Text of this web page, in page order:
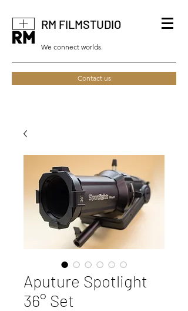
RM FILMSTUDIO
We connect worlds.
Contact us
Aputure Spotlight
36° Set